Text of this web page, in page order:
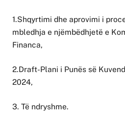
1.Shqyrtimi dhe aprovimi i
mbledhja e njëmbëdhjetë e
Financa,
2.Draft-Plani i Punës së
2024,
3. Të ndryshme.